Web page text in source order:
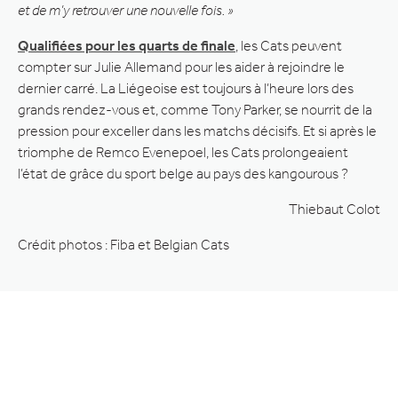
et de m’y retrouver une nouvelle fois. »
Qualifiées pour les quarts de finale , les Cats peuvent
compter sur Julie Allemand pour les aider à rejoindre le
dernier carré. La Liégeoise est toujours à l’heure lors des
grands rendez-vous et, comme Tony Parker, se nourrit de la
pression pour exceller dans les matchs décisifs. Et si après le
triomphe de Remco Evenepoel, les Cats prolongeaient
l’état de grâce du sport belge au pays des kangourous ?
Thiebaut Colot
Crédit photos : Fiba et Belgian Cats